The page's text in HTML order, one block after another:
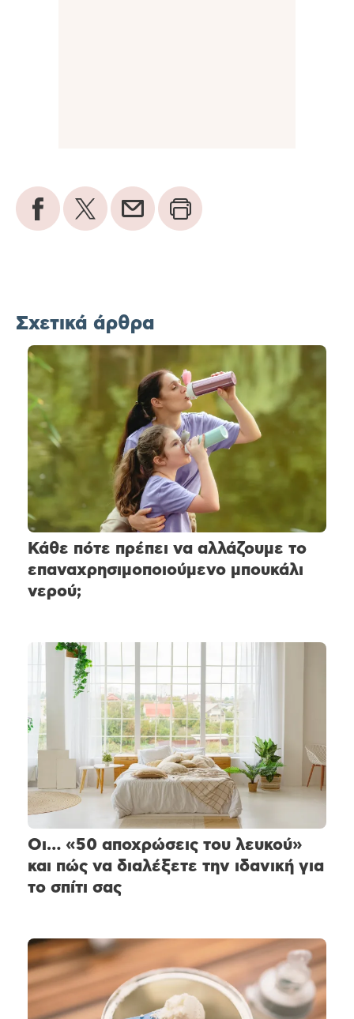
Σχετικά άρθρα
Κάθε πότε πρέπει να αλλάζουμε το
επαναχρησιμοποιούμενο μπουκάλι
νερού;
Οι… «50 αποχρώσεις του λευκού»
και πώς να διαλέξετε την ιδανική για
το σπίτι σας